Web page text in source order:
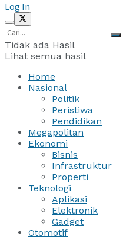
Log In
Tidak ada Hasil
Lihat semua hasil
Home
Nasional
Politik
Peristiwa
Pendidikan
Megapolitan
Ekonomi
Bisnis
Infrastruktur
Properti
Teknologi
Aplikasi
Elektronik
Gadget
Otomotif